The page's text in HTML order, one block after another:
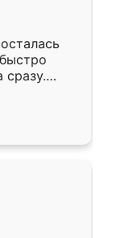
сразу.
к
Собрали
даже